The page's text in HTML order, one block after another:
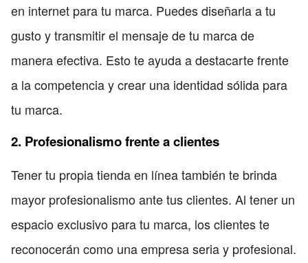
en internet para tu marca. Puedes diseñarla a tu
gusto y transmitir el mensaje de tu marca de
manera efectiva. Esto te ayuda a destacarte frente
a la competencia y crear una identidad sólida para
tu marca.
2. Profesionalismo frente a clientes
Tener tu propia tienda en línea también te brinda
mayor profesionalismo ante tus clientes. Al tener un
espacio exclusivo para tu marca, los clientes te
reconocerán como una empresa seria y profesional.